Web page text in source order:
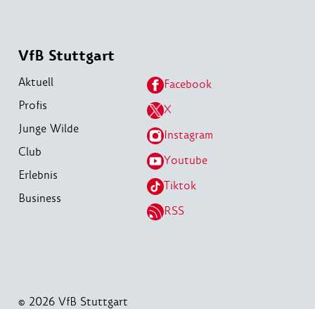
VfB Stuttgart
Aktuell
Profis
Junge Wilde
Club
Erlebnis
Business
Facebook
X
Instagram
Youtube
Tiktok
RSS
© 2026 VfB Stuttgart